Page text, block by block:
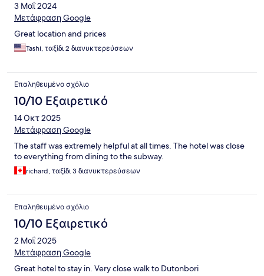
3 Μαΐ 2024
Μετάφραση Google
Great location and prices
Tashi, ταξίδι 2 διανυκτερεύσεων
Επαληθευμένο σχόλιο
10/10 Εξαιρετικό
14 Οκτ 2025
Μετάφραση Google
The staff was extremely helpful at all times. The hotel was close
to everything from dining to the subway.
richard, ταξίδι 3 διανυκτερεύσεων
Επαληθευμένο σχόλιο
10/10 Εξαιρετικό
2 Μαΐ 2025
Μετάφραση Google
Great hotel to stay in. Very close walk to Dutonbori